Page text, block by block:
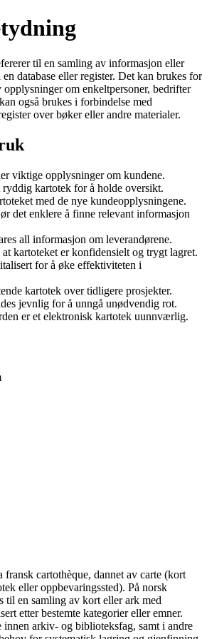
til en samling av informasjon eller
database eller register. Det kan brukes for
opplysninger om enkeltpersoner, bedrifter
også brukes i forbindelse med
over bøker eller andre materialer.
viktige opplysninger om kundene.
kartotek for å holde oversikt.
med de nye kundeopplysningene.
det enklere å finne relevant informasjon
all informasjon om leverandørene.
kartoteket er konfidensielt og trygt lagret.
for å øke effektiviteten i
kartotek over tidligere prosjekter.
jevnlig for å unngå unødvendig rot.
er et elektronisk kartotek uunnværlig.
cartothèque, dannet av carte (kort
eller oppbevaringssted). På norsk
til en samling av kort eller ark med
etter bestemte kategorier eller emner.
innen arkiv- og biblioteksfag, samt i andre